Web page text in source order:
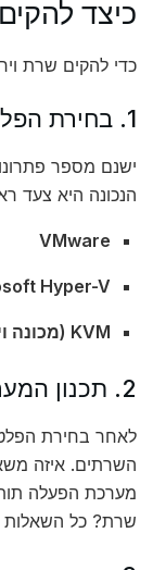
כיצד
כדי להקים שרת
1. בחירת הפלטפורמה המתאימה
ישנם מספר
הנכונה היא צעד
VMware
Hyper-V
KVM (מכונה וירטואלית מבוססת גרעין)
2. תכנון המערכת
לאחר בחירת
השרתים. איזה
מערכת הפעלה
שרת? כל השאלות